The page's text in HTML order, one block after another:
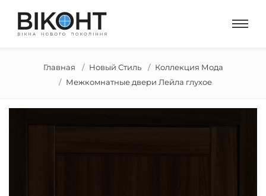
Главная Новый Стиль
Коллекция Мода
Межкомнатные двери Лейла глухое